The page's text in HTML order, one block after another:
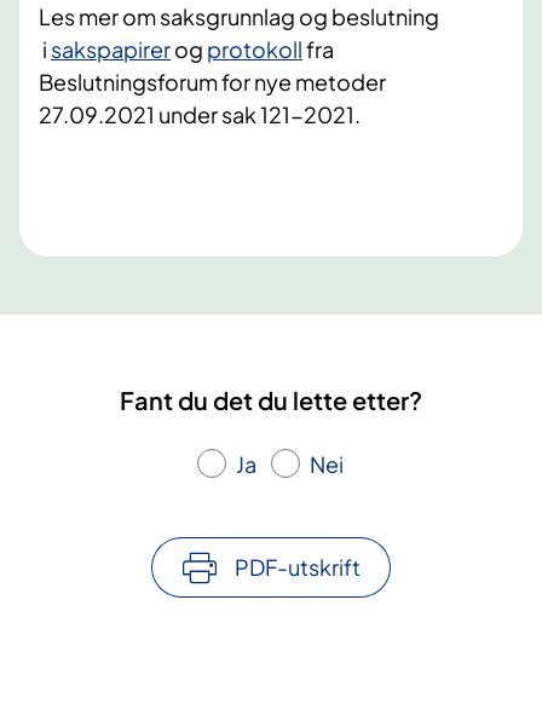
​Les mer om saksgrunnlag og beslutning
i sakspapirer​og protokoll​fra
Beslutningsforum for nye metoder
27.09.2021 under sak 121-2021.​
Fant du det du lette etter?
Ja Nei
PDF-utskrift